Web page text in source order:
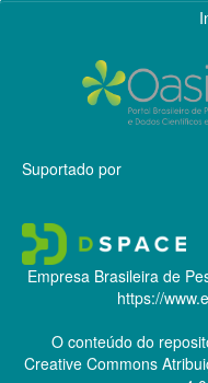
Suportado por
Empresa Brasileira de
https://
O conteúdo do
Creative Commons